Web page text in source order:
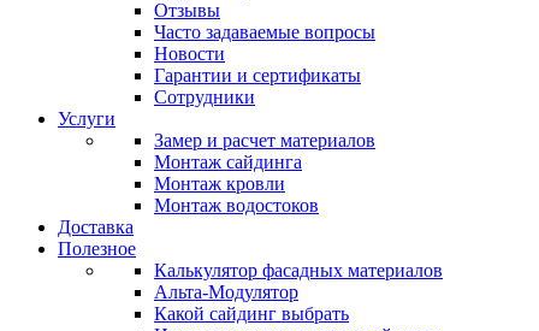
Отзывы
Часто задаваемые вопросы
Новости
Гарантии и сертификаты
Сотрудники
Услуги
Замер и расчет материалов
Монтаж сайдинга
Монтаж кровли
Монтаж водостоков
Доставка
Полезное
Калькулятор фасадных материалов
Альта-Модулятор
Какой сайдинг выбрать